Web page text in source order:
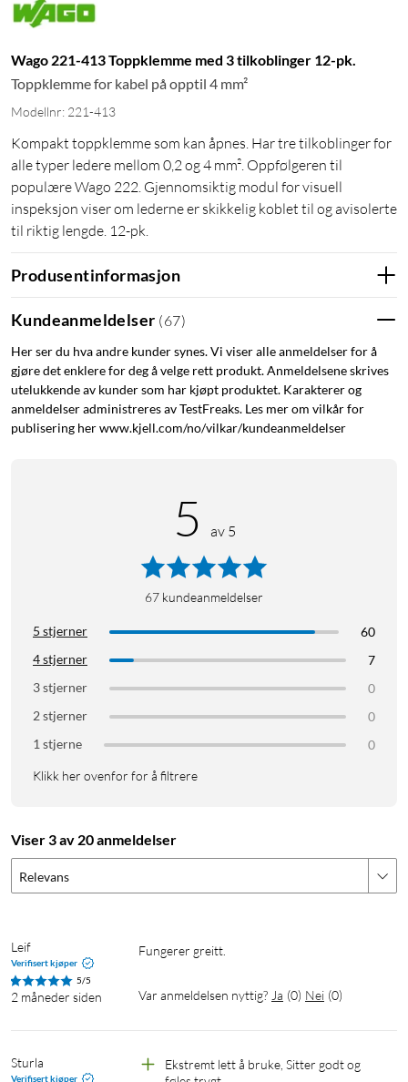
Wago 221-413 Toppklemme med 3 tilkoblinger 12-pk.
Toppklemme for kabel på opptil 4 mm²
Modellnr: 221-413
Kompakt toppklemme som kan åpnes. Har tre tilkoblinger for
alle typer ledere mellom 0,2 og 4 mm². Oppfølgeren til
populære Wago 222. Gjennomsiktig modul for visuell
inspeksjon viser om lederne er skikkelig koblet til og avisolerte
til riktig lengde. 12-pk.
Produsentinformasjon
Kundeanmeldelser (67)
Her ser du hva andre kunder synes. Vi viser alle anmeldelser for å
gjøre det enklere for deg å velge rett produkt. Anmeldelsene skrives
utelukkende av kunder som har kjøpt produktet. Karakterer og
anmeldelser administreres av TestFreaks. Les mer om vilkår for
publisering her www.kjell.com/no/vilkar/kundeanmeldelser
5 av 5
67 kundeanmeldelser
5 stjerner
60
4 stjerner
7
3 stjerner
0
2 stjerner
0
1 stjerne
0
Klikk her ovenfor for å filtrere
Viser 3 av 20 anmeldelser
Relevans
Leif
Verifisert kjøper
5/5
2 måneder siden
Fungerer greitt.
Var anmeldelsen nyttig? Ja (0) Nei (0)
Sturla
Verifisert kjøper
Ekstremt lett å bruke, Sitter godt og